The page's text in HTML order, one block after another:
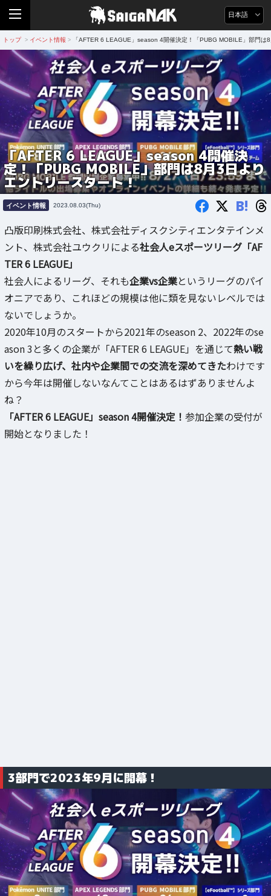
日本語
トップ > イベント情報 > 「AFTER 6 LEAGUE」season 4開催決定！「PUBG MOBILE」部門は
「AFTER 6 LEAGUE」season 4開催決
定！「PUBG MOBILE」部門は8月3日より
エントリースタート！
イベント情報 2023.08.03(Thu) B!
凸版印刷株式会社、株式会社ディスクシティエンタテインメ
ント、株式会社ユウクリによる社会人eスポーツリーグ「AF
TER 6 LEAGUE」
社会人によるリーグ、それも企業vs企業というリーグのパイ
オニアであり、これほどの規模は他に類を見ないレベルでは
ないでしょうか。
2020年10月のスタートから2021年のseason 2、2022年のse
ason 3と多くの企業が「AFTER 6 LEAGUE」を通じて熱い戦
いを繰り広げ、社内や企業間での交流を深めてきたわけです
から今年は開催しないなんてことはあるはずありませんよ
ね？
「AFTER 6 LEAGUE」season 4開催決定！ 参加企業の受付が
開始となりました！
3部門で2023年9月に開幕！